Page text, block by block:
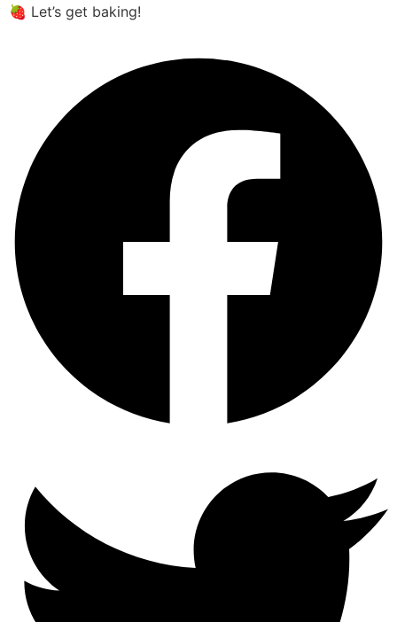
🍓 Let’s get baking!